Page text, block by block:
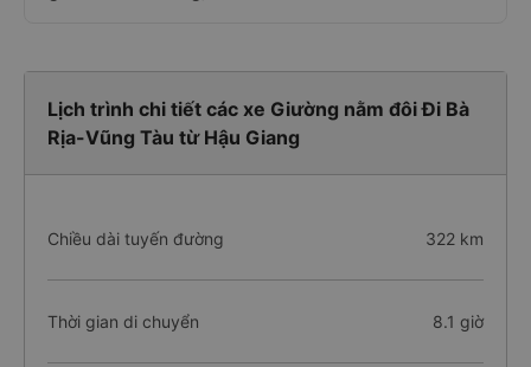
Lịch trình chi tiết các xe Giường nằm đôi Đi Bà
Rịa-Vũng Tàu từ Hậu Giang
Chiều dài tuyến đường 322 km
Thời gian di chuyển 8.1 giờ